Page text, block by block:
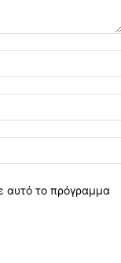
αυτό το πρόγραμμα